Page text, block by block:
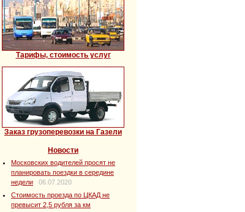
Тарифы, стоимость услуг
Заказ грузоперевозки на Газели
Новости
Московских водителей просят не
планировать поездки в середине
недели
06.07.2020
Стоимость проезда по ЦКАД не
превысит 2,5 рубля за км